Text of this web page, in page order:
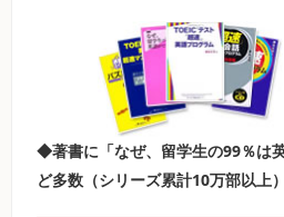
◆著書に「なぜ、留学生の99％は
ど多数（シリーズ累計10万部以上）